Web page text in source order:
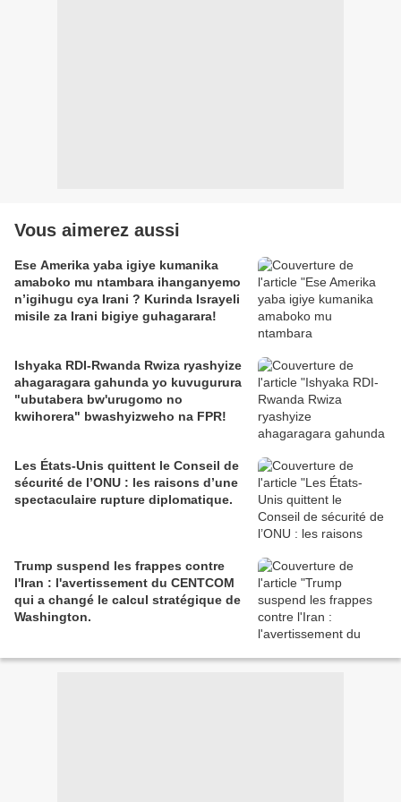
Vous aimerez aussi
Ese Amerika yaba igiye kumanika
amaboko mu ntambara ihanganyemo
n’igihugu cya Irani ? Kurinda Israyeli
misile za Irani bigiye guhagarara!
Ishyaka RDI-Rwanda Rwiza ryashyize
ahagaragara gahunda yo kuvugurura
"ubutabera bw'urugomo no
kwihorera" bwashyizweho na FPR!
Les États-Unis quittent le Conseil de
sécurité de l’ONU : les raisons d’une
spectaculaire rupture diplomatique.
Trump suspend les frappes contre
l'Iran : l'avertissement du CENTCOM
qui a changé le calcul stratégique de
Washington.